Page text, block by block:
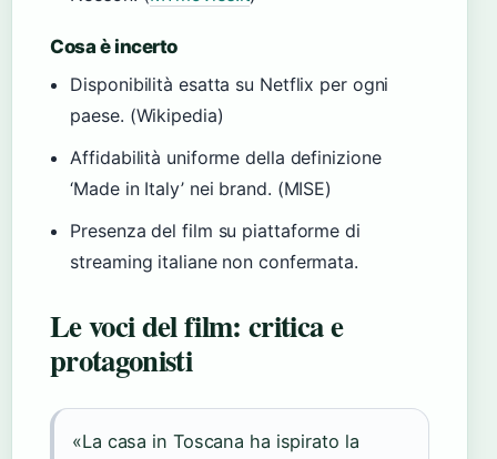
Cosa è incerto
Disponibilità esatta su Netflix per ogni
paese. (Wikipedia)
Affidabilità uniforme della definizione
‘Made in Italy’ nei brand. (MISE)
Presenza del film su piattaforme di
streaming italiane non confermata.
Le voci del film: critica e
protagonisti
«La casa in Toscana ha ispirato la